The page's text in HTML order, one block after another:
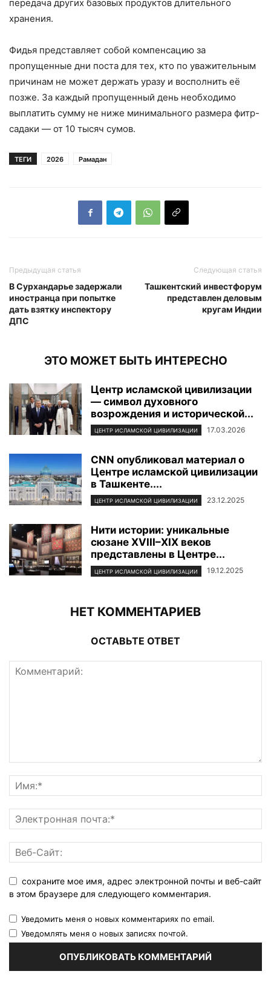
передача других базовых продуктов длительного
хранения.
Фидья представляет собой компенсацию за
пропущенные дни поста для тех, кто по уважительным
причинам не может держать уразу и восполнить её
позже. За каждый пропущенный день необходимо
выплатить сумму не ниже минимального размера фитр-
садаки — от 10 тысяч сумов.
ТЕГИ 2026 Рамадан
Предыдущая статья
В Сурхандарье задержали
иностранца при попытке
дать взятку инспектору
ДПС
Следующая статья
Ташкентский инвестфорум
представлен деловым
кругам Индии
ЭТО МОЖЕТ БЫТЬ ИНТЕРЕСНО
Центр исламской цивилизации
— символ духовного
возрождения и исторической...
ЦЕНТР ИСЛАМСКОЙ ЦИВИЛИЗАЦИИ 17.03.2026
CNN опубликовал материал о
Центре исламской цивилизации
в Ташкенте....
ЦЕНТР ИСЛАМСКОЙ ЦИВИЛИЗАЦИИ 23.12.2025
Нити истории: уникальные
сюзане XVIII–XIX веков
представлены в Центре...
ЦЕНТР ИСЛАМСКОЙ ЦИВИЛИЗАЦИИ 19.12.2025
НЕТ КОММЕНТАРИЕВ
ОСТАВЬТЕ ОТВЕТ
сохраните мое имя, адрес электронной почты и веб-сайт
в этом браузере для следующего комментария.
Уведомить меня о новых комментариях по email.
Уведомлять меня о новых записях почтой.